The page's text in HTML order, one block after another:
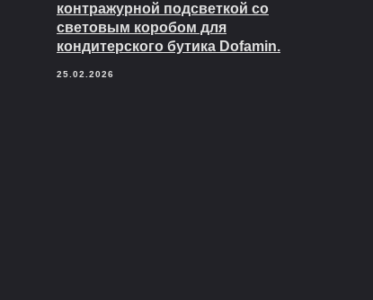
контражурной подсветкой со
световым коробом для
кондитерского бутика Dofamin.
25.02.2026